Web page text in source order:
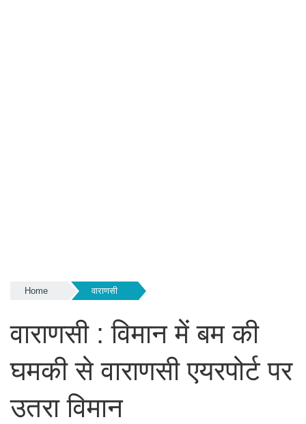
Home वाराणसी
वाराणसी : विमान में बम की
घमकी से वाराणसी एयरपोर्ट पर
उतरा विमान